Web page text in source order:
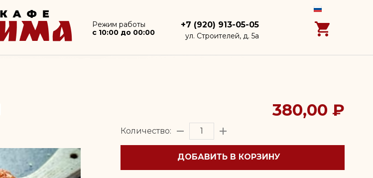
Режим работы
c 10:00 до 00:00
+7 (920) 913-05-05
Режим работы
c 10:00 до 00:00
ул. Строителей, д. 5а
380,00 ₽
Количество:
ДОБАВИТЬ В КОРЗИНУ